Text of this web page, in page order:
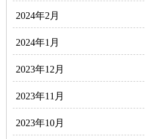
2024年2月
2024年1月
2023年12月
2023年11月
2023年10月